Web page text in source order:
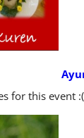
for this event :(